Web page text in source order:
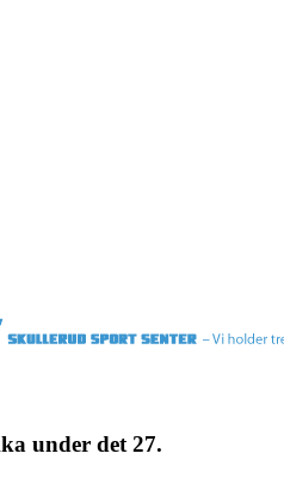
under det 27.